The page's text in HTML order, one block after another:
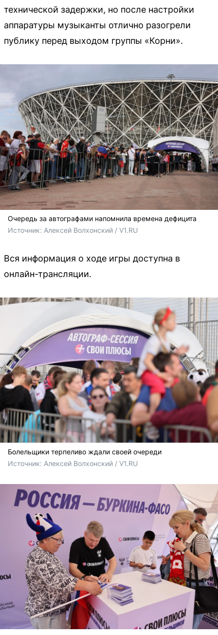
технической задержки, но после настройки
аппаратуры музыканты отлично разогрели
публику перед выходом группы «Корни».
Очередь за автографами напомнила времена дефицита
Источник: Алексей Волхонский / V1.RU
Вся информация о ходе игры доступна в
онлайн-трансляции.
Болельщики терпеливо ждали своей очереди
Источник: Алексей Волхонский / V1.RU